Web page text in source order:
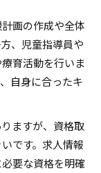
始めやすい工
プ方法
広がる働き方
すすめガイド
プを目指す
画の作成や全体
、児童指導員や
育活動を行いま
自身に合ったキ
ますが、資格取
です。求人情報
要な資格を明確